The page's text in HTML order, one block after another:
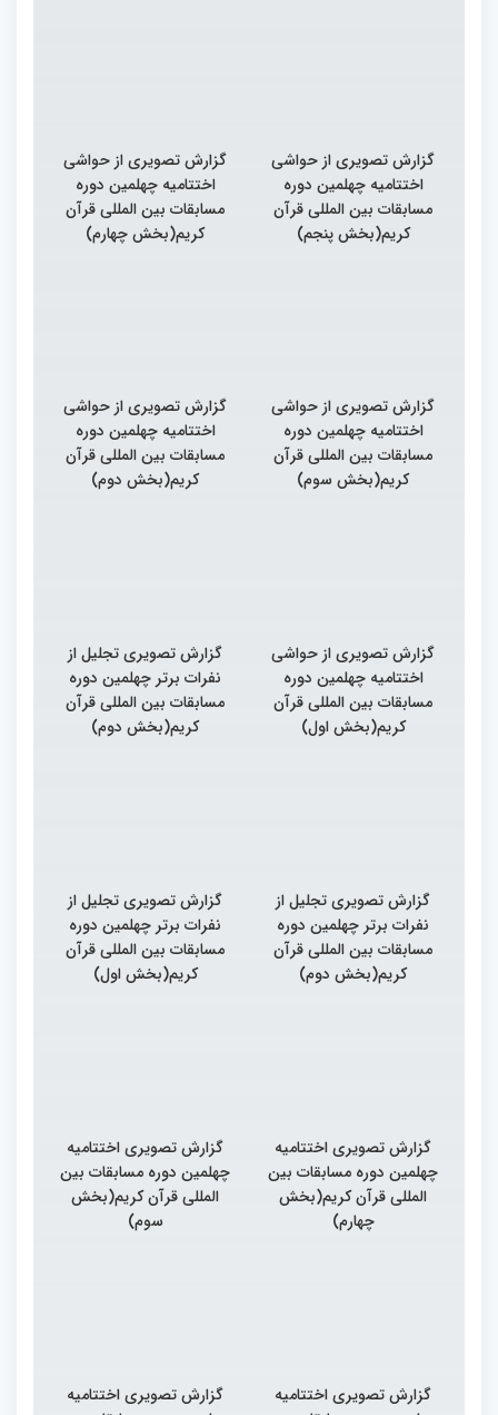
گزارش تصویری از حواشی
اختتامیه چهلمین دوره
مسابقات بین المللی قرآن
کریم(بخش پنجم)
گزارش تصویری از حواشی
اختتامیه چهلمین دوره
مسابقات بین المللی قرآن
کریم(بخش چهارم)
گزارش تصویری از حواشی
اختتامیه چهلمین دوره
مسابقات بین المللی قرآن
کریم(بخش سوم)
گزارش تصویری از حواشی
اختتامیه چهلمین دوره
مسابقات بین المللی قرآن
کریم(بخش دوم)
گزارش تصویری از حواشی
اختتامیه چهلمین دوره
مسابقات بین المللی قرآن
کریم(بخش اول)
گزارش تصویری تجلیل از
نفرات برتر چهلمین دوره
مسابقات بین المللی قرآن
کریم(بخش دوم)
گزارش تصویری تجلیل از
نفرات برتر چهلمین دوره
مسابقات بین المللی قرآن
کریم(بخش دوم)
گزارش تصویری تجلیل از
نفرات برتر چهلمین دوره
مسابقات بین المللی قرآن
کریم(بخش اول)
گزارش تصویری اختتامیه
چهلمین دوره مسابقات بین
المللی قرآن کریم(بخش
چهارم)
گزارش تصویری اختتامیه
چهلمین دوره مسابقات بین
المللی قرآن کریم(بخش
سوم)
گزارش تصویری اختتامیه
گزارش تصویری اختتامیه